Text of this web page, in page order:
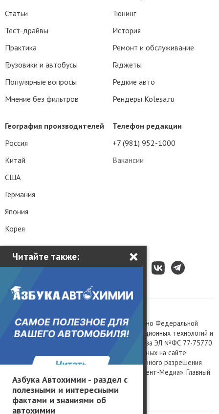
Читайте также: ×
Азбука Автохимии - раздел с
полезными и интересными
фактами и знаниями об
автохимии
Телефон редакции
+7 (981) 952-1000
Вакансии
Статьи
Тест-драйвы
Практика
Грузовики и автобусы
Популярные вопросы
Мнение без фильтров
Тюнинг
История
Ремонт и обслуживание
Гаджеты
Редкие авто
Рендеры Kolesa.ru
География производителей
Россия
Китай
США
Германия
Япония
Корея
Сетевое издание «Kolesa.ru», зарегистрировано Федеральной
службой по надзору в сфере связи, информационных технологий и
массовых коммуникаций, номер свидетельства ЭЛ №ФС 77-75770.
Любое использование материалов, размещенных на сайте
www.kolesa.ru, допускается только с письменного разрешения
правообладателя. Учредитель ООО «Президент-Медиа». Главный
редактор Баландин М.А. 0+
Политика конфиденциальности